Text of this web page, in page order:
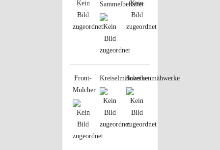
Sammelbehälter
Front-
Mulcher
KreiselmähwerkeScheibenmähwerke